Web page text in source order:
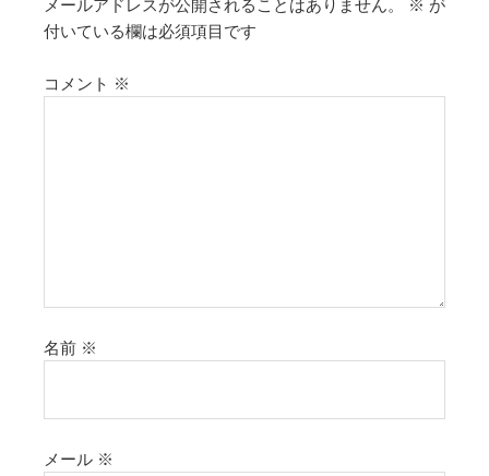
メールアドレスが公開されることはありません。 ※ が
付いている欄は必須項目です
コメント ※
名前 ※
メール ※